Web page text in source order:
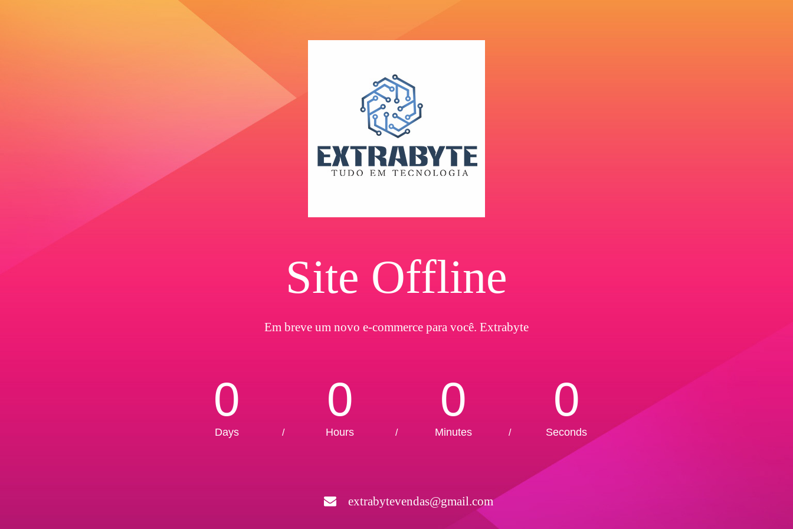
Site Offline
Em breve um novo e-commerce para você. Extrabyte
0
Days /
0
Hours /
0
Minutes /
0
Seconds
extrabytevendas@gmail.com